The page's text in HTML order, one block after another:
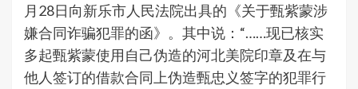
月28日向新乐市人民法院出具的《关于甄紫蒙涉
嫌合同诈骗犯罪的函》。其中说：“……现已核实
多起甄紫蒙使用自己伪造的河北美院印章及在与
他人签订的借款合同上伪造甄忠义签字的犯罪行